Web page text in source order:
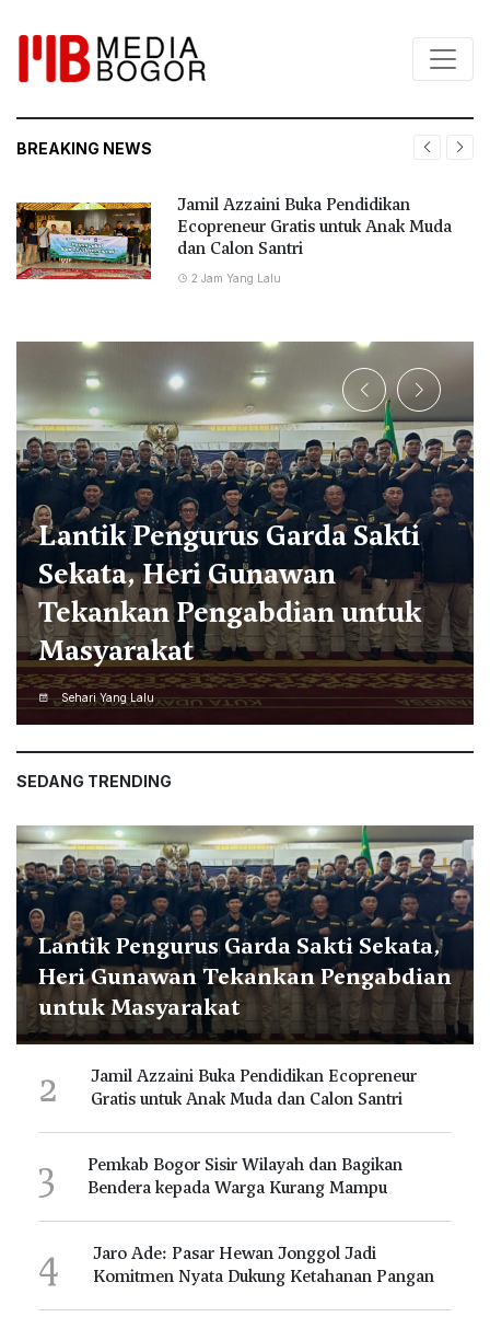
BREAKING NEWS
Jamil Azzaini Buka Pendidikan
Ecopreneur Gratis untuk Anak Muda
dan Calon Santri
2 Jam Yang Lalu
Jamil Azzaini Buka
Pendidikan Ecopreneur Gratis
untuk Anak Muda dan Calon
Santri
Sehari Yang Lalu
SEDANG TRENDING
Lantik Pengurus Garda Sakti Sekata,
Heri Gunawan Tekankan Pengabdian
untuk Masyarakat
2
Jamil Azzaini Buka Pendidikan Ecopreneur
Gratis untuk Anak Muda dan Calon Santri
3
Pemkab Bogor Sisir Wilayah dan Bagikan
Bendera kepada Warga Kurang Mampu
4
Jaro Ade: Pasar Hewan Jonggol Jadi
Komitmen Nyata Dukung Ketahanan Pangan